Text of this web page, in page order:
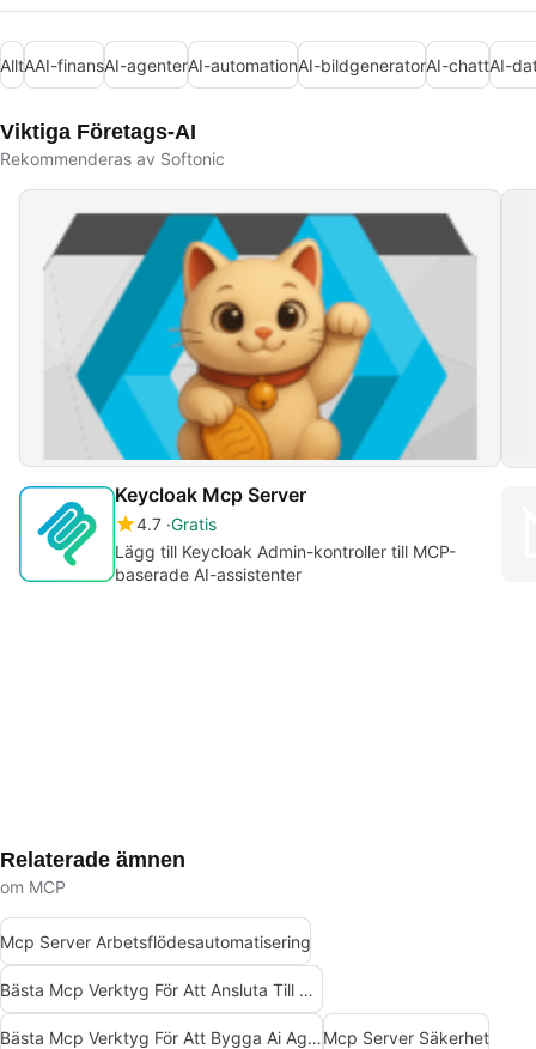
AlltAAI-finansAI-agenterAI-automationAI-bildgeneratorAI-chattAI-
Viktiga Företags-AI
Rekommenderas av Softonic
Keycloak Mcp Server
4.7 Gratis
Lägg till Keycloak Admin-kontroller till MCP-
baserade AI-assistenter
Relaterade ämnen
om MCP
Mcp Server Arbetsflödesautomatisering
Bästa Mcp Verktyg För Att Ansluta Till Data
Bästa Mcp Verktyg För Att Bygga Ai AgenterMcp Server Säkerhet